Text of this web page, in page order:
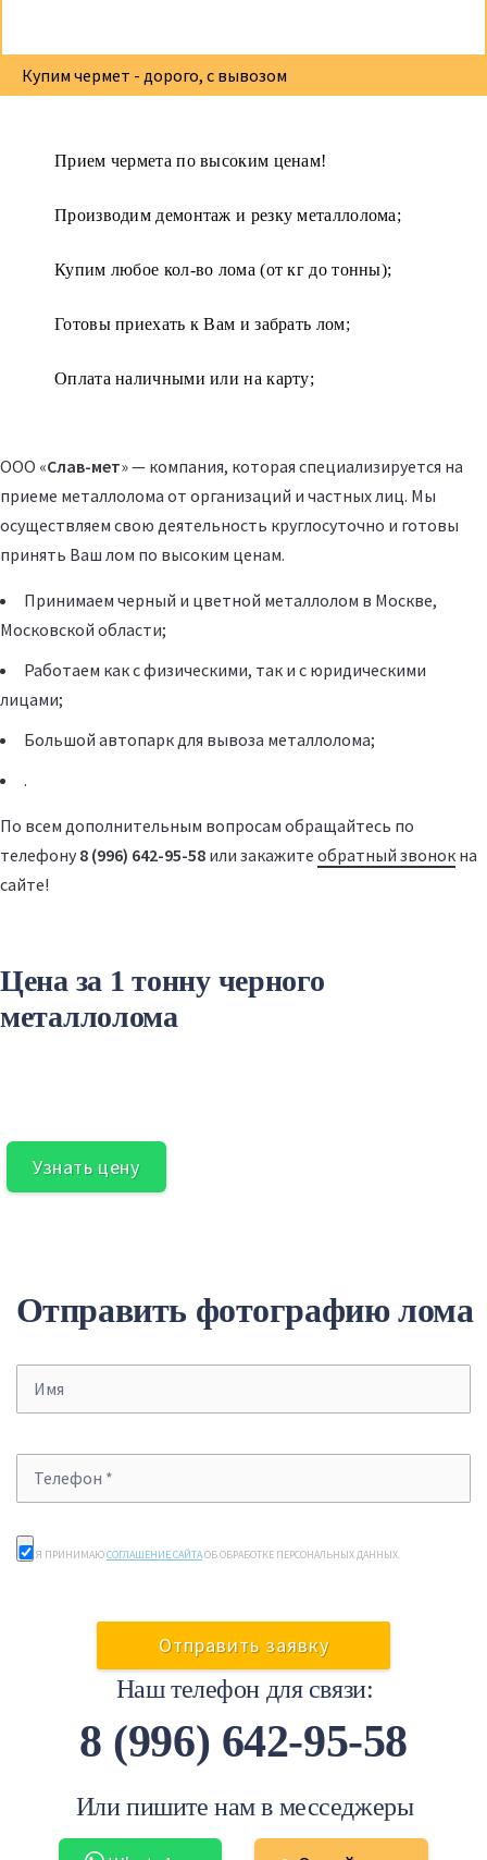
Купим чермет - дорого, с вывозом
Прием чермета по высоким ценам!
Производим демонтаж и резку металлолома;
Купим любое кол-во лома (от кг до тонны);
Готовы приехать к Вам и забрать лом;
Оплата наличными или на карту;
ООО «Слав-мет» — компания, которая специализируется на
приеме металлолома от организаций и частных лиц. Мы
осуществляем свою деятельность круглосуточно и готовы
принять Ваш лом по высоким ценам.
Принимаем черный и цветной металлолом в Москве,
Московской области;
Работаем как с физическими, так и с юридическими
лицами;
Большой автопарк для вывоза металлолома;
.
По всем дополнительным вопросам обращайтесь по
телефону 8 (996) 642-95-58 или закажите обратный звонок на
сайте!
Цена за 1 тонну черного
металлолома
Узнать цену
Отправить фотографию лома
Я ПРИНИМАЮСОГЛАШЕНИЕ САЙТАОБ ОБРАБОТКЕ ПЕРСОНАЛЬНЫХ ДАННЫХ.
Наш телефон для связи:
8 (996) 642-95-58
Или пишите нам в месседжеры